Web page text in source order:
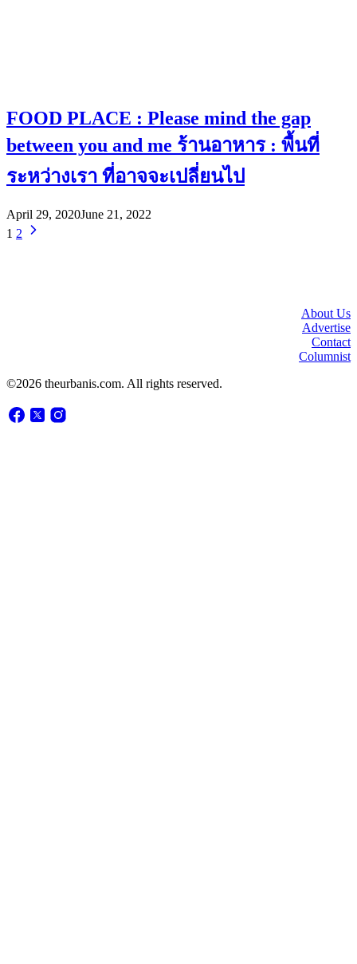
FOOD PLACE : Please mind the gap
between you and me ร้านอาหาร : พื้นที่
ระหว่างเรา ที่อาจจะเปลี่ยนไป
April 29, 2020June 21, 2022
1 2
About Us
Advertise
Contact
Columnist
©2026 theurbanis.com. All rights reserved.